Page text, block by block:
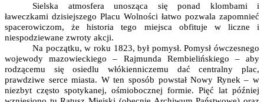
Sielska atmosfera unosząca się ponad klombami i
ławeczkami dzisiejszego Placu Wolności łatwo pozwala zapomnieć
spacerowiczom, że historia tego miejsca obfituje w liczne i
niespodziewane zwroty akcji.
Na początku, w roku 1823, był pomysł. Pomysł ówczesnego
wojewody mazowieckiego – Rajmunda Rembielińskiego – aby
rodzącemu się osiedlu włókienniczemu dać centralny plac,
prawdziwe serce miasta. W ten sposób powstał Nowy Rynek – w
niezbyt często spotykanej, ośmiobocznej formie. Pięć lat później